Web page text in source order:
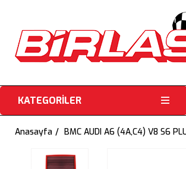
KATEGORİLER
Anasayfa BMC AUDI A6 (4A,C4) V8 S6